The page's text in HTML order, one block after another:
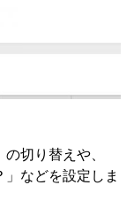
切り替えや、
」などを設定しま